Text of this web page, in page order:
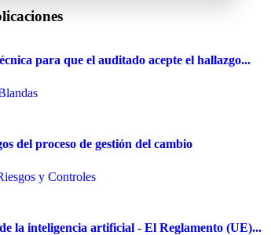
para que el auditado acepte el hallazgo...
del proceso de gestión del cambio
y Controles
la inteligencia artificial - El Reglamento (UE)...